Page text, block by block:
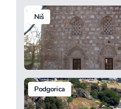
Niš
Podgorica